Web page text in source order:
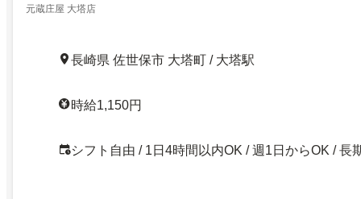
元蔵庄屋 大塔店
長崎県 佐世保市 大塔町 / 大塔駅
時給1,150円
シフト自由 / 1日4時間以内OK / 週1日からOK / 長